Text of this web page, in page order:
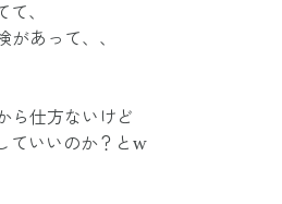
、
あって、、
ら仕方ないけど
ていいのか？とw